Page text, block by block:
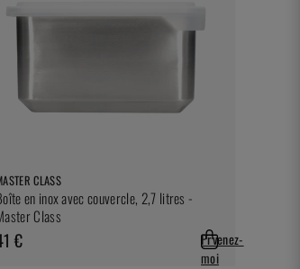
CLASS
en inox avec couvercle, 2,7 litres -
Class
€
Prvenez-
moi